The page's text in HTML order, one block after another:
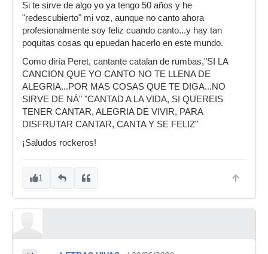
Si te sirve de algo yo ya tengo 50 años y he
"redescubierto" mi voz, aunque no canto ahora
profesionalmente soy feliz cuando canto...y hay tan
poquitas cosas qu epuedan hacerlo en este mundo.
Como diría Peret, cantante catalan de rumbas,"SI LA
CANCION QUE YO CANTO NO TE LLENA DE
ALEGRIA...POR MAS COSAS QUE TE DIGA...NO
SIRVE DE NÁ" "CANTAD A LA VIDA, SI QUEREIS
TENER CANTAR, ALEGRIA DE VIVIR, PARA
DISFRUTAR CANTAR, CANTA Y SE FELIZ"
¡Saludos rockeros!
1